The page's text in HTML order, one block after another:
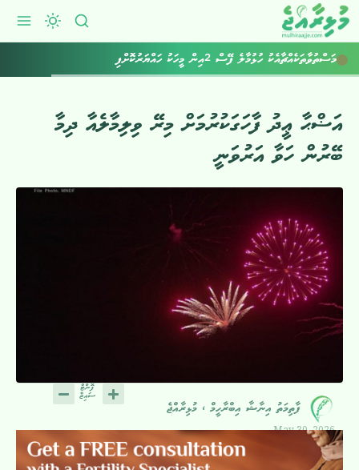
މަސްތުވާތަކެއްޗާއެކު ހުޅުމާލެ ފޭސް 2އިން މީހަކު ހައްޔަރުކޮށްފި
އަޟްޙާ ޢީދު ފާހަގަކުރުމަށް މިރޭ ވިލިމާލެއާ ދިމާ
ބޭރުން ހަވާ އަރުވަނީ
ފާތިމަތު އިނާޝާ އިބްރާހީމް ، މުޅިރާއްޖެ
May 30, 2026